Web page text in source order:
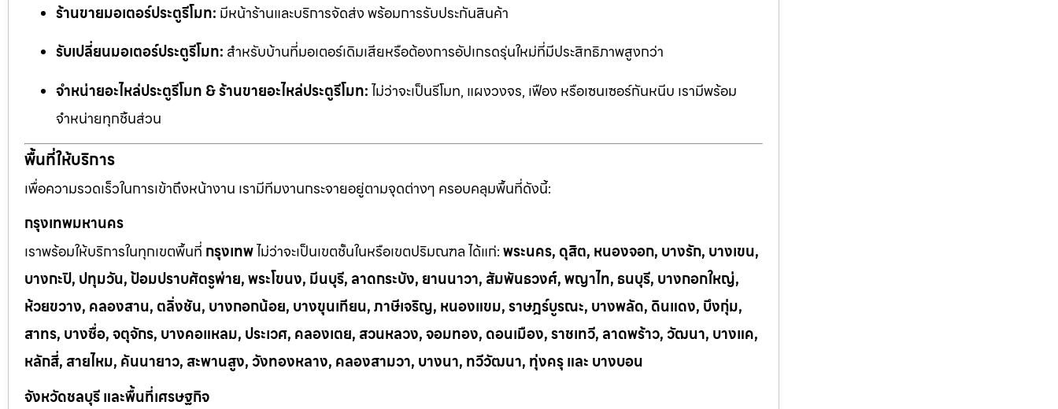
ร้านขายมอเตอร์ประตูรีโมท: มีหน้าร้านและบริการจัดส่ง พร้อมการรับประกันสินค้า
รับเปลี่ยนมอเตอร์ประตูรีโมท: สำหรับบ้านที่มอเตอร์เดิมเสียหรือต้องการอัปเกรดรุ่นใหม่ที่มีประสิทธิภาพสูงกว่า
จำหน่ายอะไหล่ประตูรีโมท & ร้านขายอะไหล่ประตูรีโมท:ไม่ว่าจะเป็นรีโมท, แผงวงจร, เฟือง หรือเซนเซอร์กันหนีบ เรามีพร้อม
จำหน่ายทุกชิ้นส่วน
พื้นที่ให้บริการ
เพื่อความรวดเร็วในการเข้าถึงหน้างาน เรามีทีมงานกระจายอยู่ตามจุดต่างๆ ครอบคลุมพื้นที่ดังนี้:
กรุงเทพมหานคร
เราพร้อมให้บริการในทุกเขตพื้นที่ กรุงเทพไม่ว่าจะเป็นเขตชั้นในหรือเขตปริมณฑล ได้แก่:พระนคร, ดุสิต, หนองจอก, บางรัก, บางเขน,
บางกะปิ, ปทุมวัน, ป้อมปราบศัตรูพ่าย, พระโขนง, มีนบุรี, ลาดกระบัง, ยานนาวา, สัมพันธวงศ์, พญาไท, ธนบุรี, บางกอกใหญ่,
ห้วยขวาง, คลองสาน, ตลิ่งชัน, บางกอกน้อย, บางขุนเทียน, ภาษีเจริญ, หนองแขม, ราษฎร์บูรณะ, บางพลัด, ดินแดง, บึงกุ่ม,
สาทร, บางซื่อ, จตุจักร, บางคอแหลม, ประเวศ, คลองเตย, สวนหลวง, จอมทอง, ดอนเมือง, ราชเทวี, ลาดพร้าว, วัฒนา, บางแค,
หลักสี่, สายไหม, คันนายาว, สะพานสูง, วังทองหลาง, คลองสามวา, บางนา, ทวีวัฒนา, ทุ่งครุ และ บางบอน
จังหวัดชลบุรี และพื้นที่เศรษฐกิจ